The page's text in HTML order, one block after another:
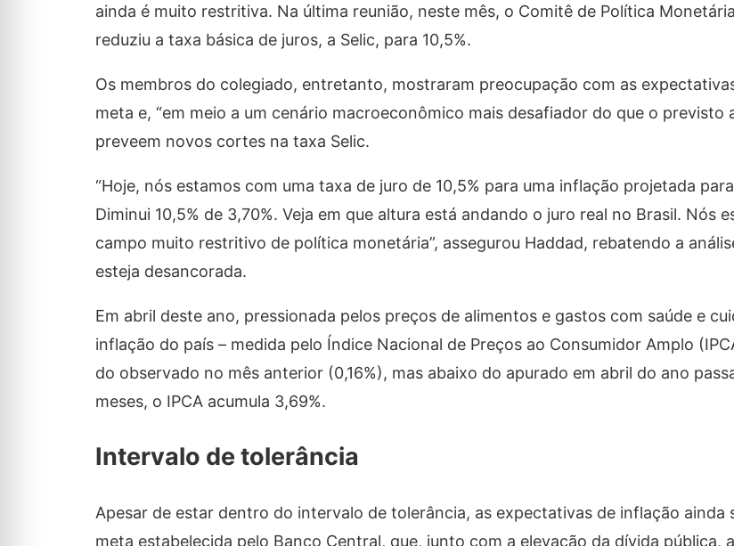
ainda é muito restritiva. Na última reunião, neste mês, o Comitê de Política
reduziu a taxa básica de juros, a Selic, para 10,5%.
Os membros do colegiado, entretanto, mostraram preocupação com as
meta e, “em meio a um cenário macroeconômico mais desafiador do que o previsto
preveem novos cortes na taxa Selic.
“Hoje, nós estamos com uma taxa de juro de 10,5% para uma inflação projetada
Diminui 10,5% de 3,70%. Veja em que altura está andando o juro real no Brasil. Nós
campo muito restritivo de política monetária”, assegurou Haddad, rebatendo a
esteja desancorada.
Em abril deste ano, pressionada pelos preços de alimentos e gastos com saúde e
inflação do país – medida pelo Índice Nacional de Preços ao Consumidor Amplo
do observado no mês anterior (0,16%), mas abaixo do apurado em abril do ano
meses, o IPCA acumula 3,69%.
Intervalo de tolerância
Apesar de estar dentro do intervalo de tolerância, as expectativas de inflação ainda
meta estabelecida pelo Banco Central, que, junto com a elevação da dívida pública,